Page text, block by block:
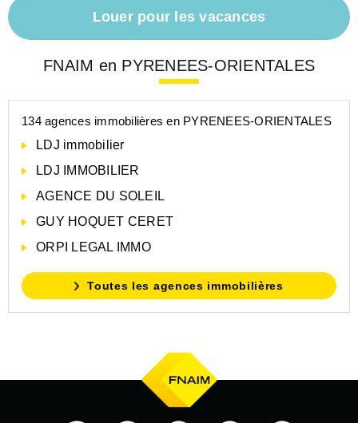
Louer pour les vacances
FNAIM en PYRENEES-ORIENTALES
134 agences immobilières en PYRENEES-ORIENTALES
LDJ immobilier
LDJ IMMOBILIER
AGENCE DU SOLEIL
GUY HOQUET CERET
ORPI LEGAL IMMO
Toutes les agences immobilières